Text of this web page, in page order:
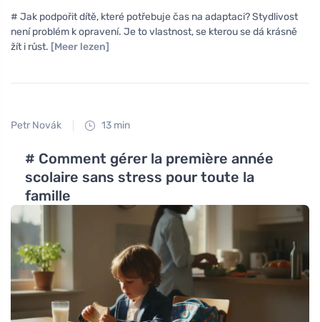
# Jak podpořit dítě, které potřebuje čas na adaptaci? Stydlivost
není problém k opravení. Je to vlastnost, se kterou se dá krásně
žít i růst. [Meer lezen]
Petr Novák 13 min
# Comment gérer la première année
scolaire sans stress pour toute la
famille